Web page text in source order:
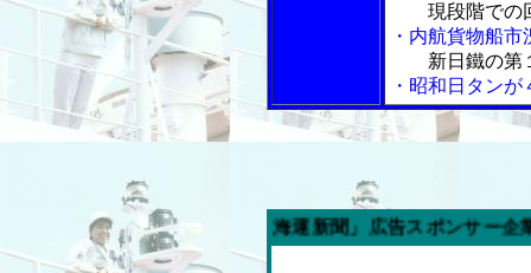
現段階での
・内航貨物船
新日鐵の第
・昭和日タン
今週の「内航海運新聞」広告スポンサー企業